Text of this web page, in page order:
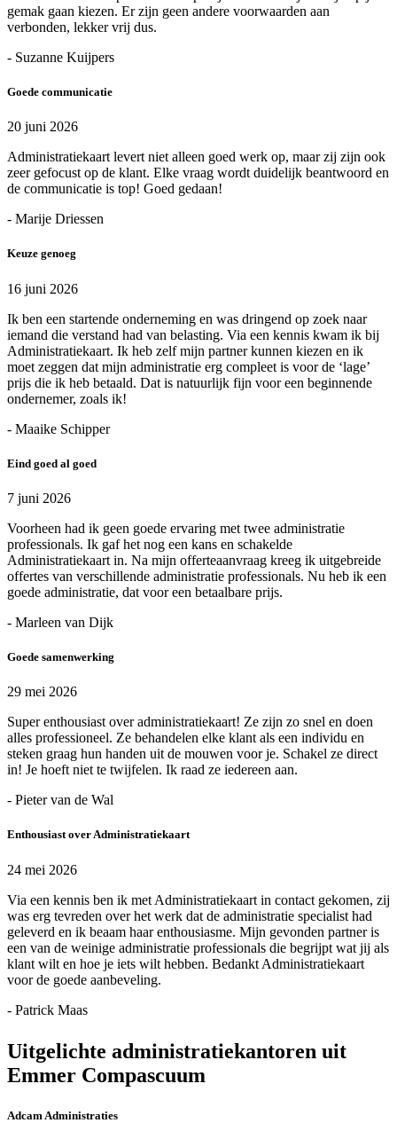
gemak gaan kiezen. Er zijn geen andere voorwaarden aan
verbonden, lekker vrij dus.
- Suzanne Kuijpers
Goede communicatie
20 juni 2026
Administratiekaart levert niet alleen goed werk op, maar zij zijn ook
zeer gefocust op de klant. Elke vraag wordt duidelijk beantwoord en
de communicatie is top! Goed gedaan!
- Marije Driessen
Keuze genoeg
16 juni 2026
Ik ben een startende onderneming en was dringend op zoek naar
iemand die verstand had van belasting. Via een kennis kwam ik bij
Administratiekaart. Ik heb zelf mijn partner kunnen kiezen en ik
moet zeggen dat mijn administratie erg compleet is voor de ‘lage’
prijs die ik heb betaald. Dat is natuurlijk fijn voor een beginnende
ondernemer, zoals ik!
- Maaike Schipper
Eind goed al goed
7 juni 2026
Voorheen had ik geen goede ervaring met twee administratie
professionals. Ik gaf het nog een kans en schakelde
Administratiekaart in. Na mijn offerteaanvraag kreeg ik uitgebreide
offertes van verschillende administratie professionals. Nu heb ik een
goede administratie, dat voor een betaalbare prijs.
- Marleen van Dijk
Goede samenwerking
29 mei 2026
Super enthousiast over administratiekaart! Ze zijn zo snel en doen
alles professioneel. Ze behandelen elke klant als een individu en
steken graag hun handen uit de mouwen voor je. Schakel ze direct
in! Je hoeft niet te twijfelen. Ik raad ze iedereen aan.
- Pieter van de Wal
Enthousiast over Administratiekaart
24 mei 2026
Via een kennis ben ik met Administratiekaart in contact gekomen, zij
was erg tevreden over het werk dat de administratie specialist had
geleverd en ik beaam haar enthousiasme. Mijn gevonden partner is
een van de weinige administratie professionals die begrijpt wat jij als
klant wilt en hoe je iets wilt hebben. Bedankt Administratiekaart
voor de goede aanbeveling.
- Patrick Maas
Uitgelichte administratiekantoren uit
Emmer Compascuum
Adcam Administraties